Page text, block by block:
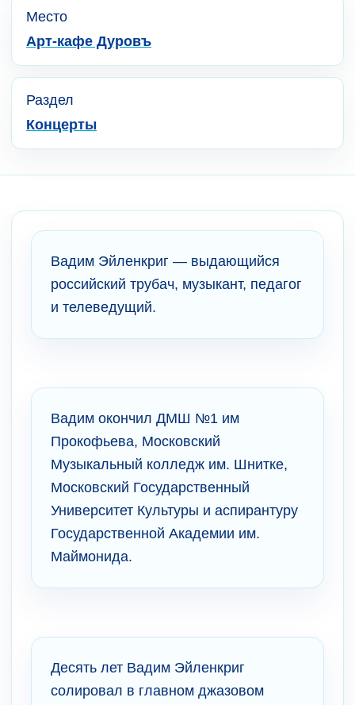
Место
Арт-кафе Дуровъ
Раздел
Концерты
Вадим Эйленкриг — выдающийся
российский трубач, музыкант, педагог
и телеведущий.
Вадим окончил ДМШ №1 им
Прокофьева, Московский
Музыкальный колледж им. Шнитке,
Московский Государственный
Университет Культуры и аспирантуру
Государственной Академии им.
Маймонида.
Десять лет Вадим Эйленкриг
солировал в главном джазовом